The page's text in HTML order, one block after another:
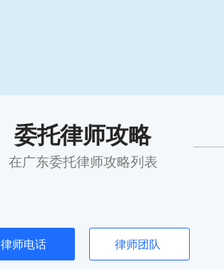
委托律师攻略
在广东委托律师攻略列表
律师电话 律师团队